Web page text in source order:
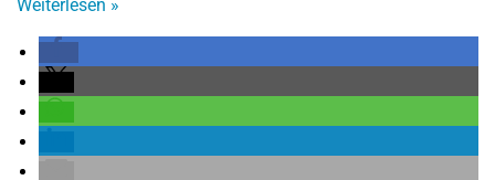
Weiterlesen »